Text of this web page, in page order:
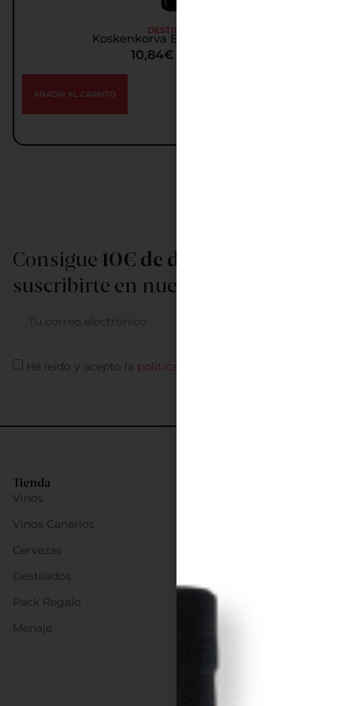
DESTILADOS
Koskenkorva Espresso Vodka
10,84€
AÑADIR AL CARRITO
Tienda
Vinos
Vinos Canarios
Cervezas
Destilados
Pack Regalo
Menaje
Consigue 10€ de descuento
suscribirte en nuestra newsletter
He leído y acepto la política de privacidad